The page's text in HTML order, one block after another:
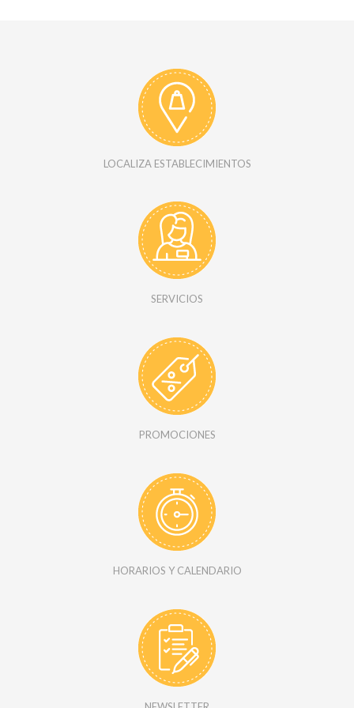
LOCALIZA ESTABLECIMIENTOS
SERVICIOS
PROMOCIONES
HORARIOS Y CALENDARIO